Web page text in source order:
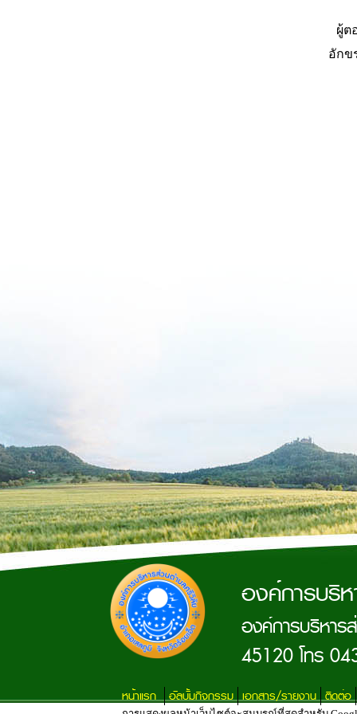
ผู้ต
อัก
องค์การบริ
องค์การบริหา
45120 โทร
หน้าแรก อัลบั้มกิจกรรม เอกสาร/รายงาน ติดต่อ